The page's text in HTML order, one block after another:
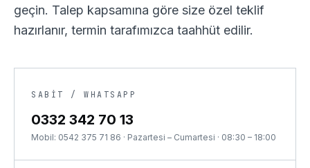
geçin. Talep kapsamına göre size özel teklif
hazırlanır, termin tarafımızca taahhüt edilir.
SABIT / WHATSAPP
0332 342 70 13
Mobil: 0542 375 71 86 · Pazartesi – Cumartesi · 08:30 – 18:00